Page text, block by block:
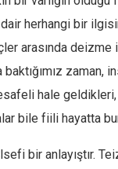
herhangi bir
arasında
zaman,
hale geldikleri,
bile fiili hayatta
bir anlayıştır.